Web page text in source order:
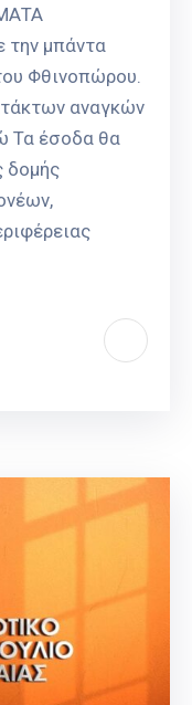
την μπάντα
Φθινοπώρου.
αναγκών
Τα έσοδα θα
δομής